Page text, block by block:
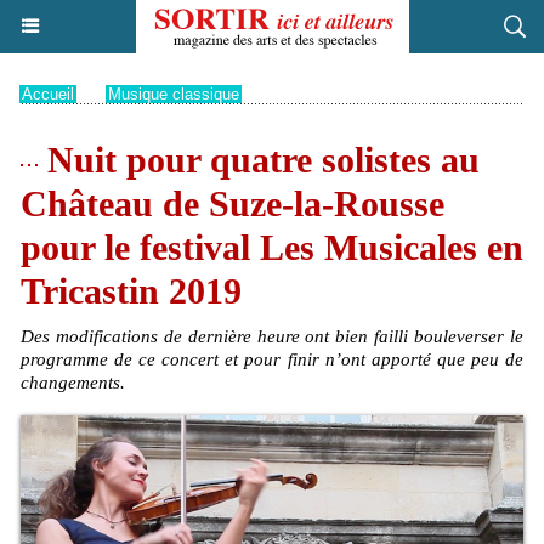
Accueil Musique classique
Nuit pour quatre solistes au
Château de Suze-la-Rousse
pour le festival Les Musicales en
Tricastin 2019
Des modifications de dernière heure ont bien failli bouleverser le
programme de ce concert et pour finir n’ont apporté que peu de
changements.